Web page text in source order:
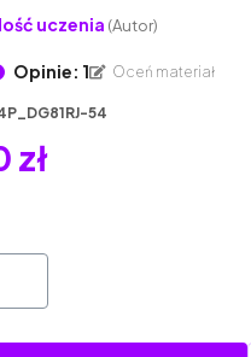
uczenia (Autor)
Opinie: 1 Oceń materiał
54
zł